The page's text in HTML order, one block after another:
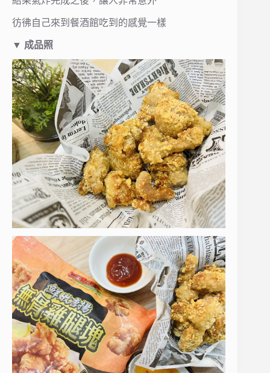
彷彿自己來到餐酒館吃到的感覺一樣
▼ 成品照